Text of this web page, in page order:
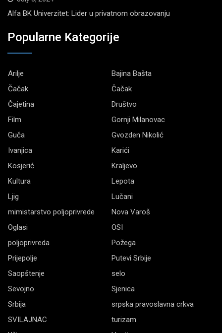
Alfa BK Univerzitet: Lider u privatnom obrazovanju
Popularne Kategorije
Arilje
Bajina Bašta
Čačak
Čačak
Čajetina
Društvo
Film
Gornji Milanovac
Guča
Gvozden Nikolić
Ivanjica
Karići
Kosjerić
Kraljevo
Kultura
Lepota
Ljig
Lučani
mimistarstvo poljoprivrede
Nova Varoš
Oglasi
OSI
poljoprivreda
Požega
Prijepolje
Putevi Srbije
Saopštenje
selo
Sevojno
Sjenica
Srbija
srpska pravoslavna crkva
SVILAJNAC
turizam